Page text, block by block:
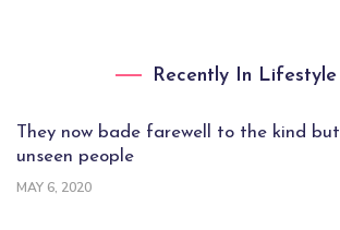
Recently In Lifestyle
They now bade farewell to the kind but
unseen people
MAY 6, 2020